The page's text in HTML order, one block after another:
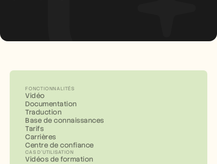
FONCTIONNALITÉS
Vidéo
Documentation
Traduction
Base de connaissances
Tarifs
Carrières
Centre de confiance
CAS D'UTILISATION
Vidéos de formation